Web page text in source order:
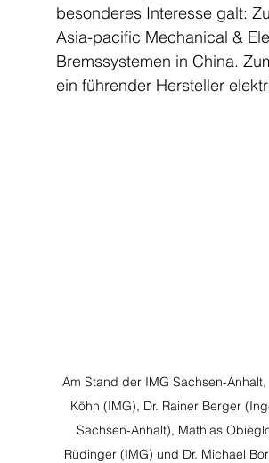
besonderes Interesse galt:
Asia-pacific Mechanical &
Bremssystemen in China.
ein führender Hersteller
Am Stand der IMG Sachsen-
Köhn (IMG), Dr. Rainer Berger
Sachsen-Anhalt), Mathias
Rüdinger (IMG) und Dr. Michael